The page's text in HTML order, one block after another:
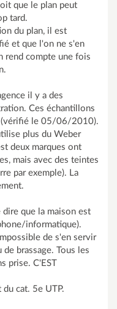
que le plan peut
tard.
du plan, il est
et que l'on ne s'en
rend compte une fois
il y a des
Ces échantillons
(vérifié le 05/06/2010).
plus du Weber
deux marques ont
mais avec des teintes
par exemple). La
que la maison est
informatique).
de s'en servir
brassage. Tous les
prise. C'EST
du cat. 5e UTP.